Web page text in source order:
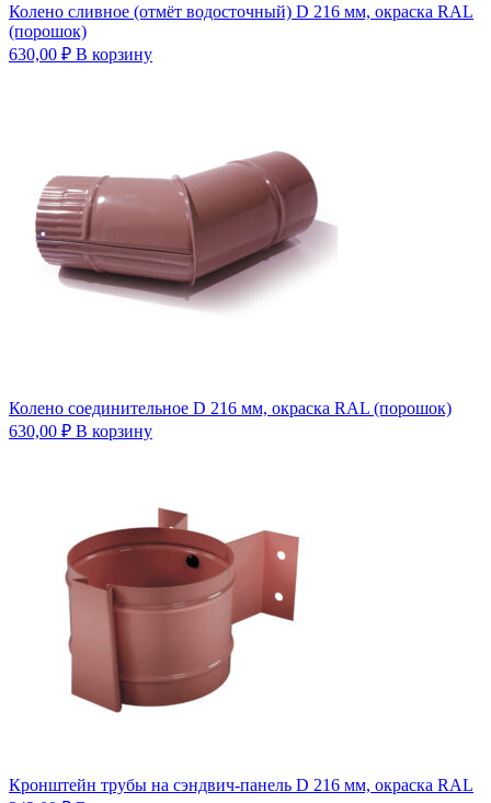
Колено сливное (отмёт водосточный) D 216 мм, окраска RAL
(порошок)
630,00 ₽ В корзину
Колено соединительное D 216 мм, окраска RAL (порошок)
630,00 ₽ В корзину
Кронштейн трубы на сэндвич-панель D 216 мм, окраска RAL